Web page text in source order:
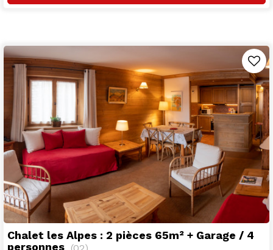
Chalet les Alpes : 2 pièces 65m² + Garage / 4
personnes (02)